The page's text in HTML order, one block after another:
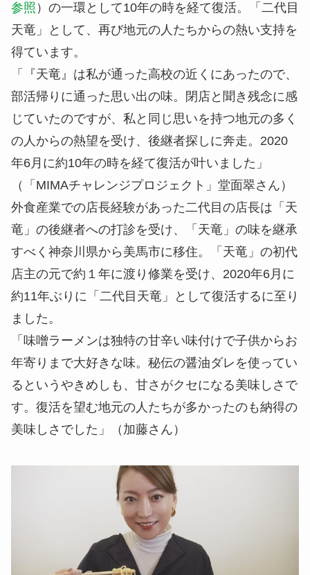
参照 ）の一環として10年の時を経て復活。「二代目
天竜」として、再び地元の人たちからの熱い支持を
得ています。
「『天竜』は私が通った高校の近くにあったので、
部活帰りに通った思い出の味。閉店と聞き残念に感
じていたのですが、私と同じ思いを持つ地元の多く
の人からの熱望を受け、後継者探しに奔走。2020
年6月に約10年の時を経て復活が叶いました」
（「MIMAチャレンジプロジェクト」堂面翠さん）
外食産業での店長経験があった二代目の店長は「天
竜」の後継者への打診を受け、「天竜」の味を継承
すべく神奈川県から美馬市に移住。「天竜」の初代
店主の元で約１年に渡り修業を受け、2020年6月に
約11年ぶりに「二代目天竜」として復活するに至り
ました。
「味噌ラーメンは独特の甘辛い味付けで子供からお
年寄りまで大好きな味。秘伝の醤油ダレを使ってい
るというやきめしも、甘さがクセになる美味しさで
す。復活を望む地元の人たちが多かったのも納得の
美味しさでした」（加藤さん）